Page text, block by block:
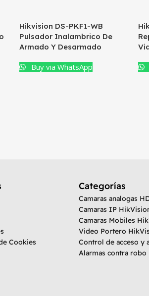
Hikvision DS-PKF1-WB
Pulsador Inalambrico De
Armado Y Desarmado
Buy via WhatsApp
Cookies
Categorías
Camaras analogas
Camaras IP
Camaras Mobiles
Video Portero
Control de acceso y
Alarmas contra robo